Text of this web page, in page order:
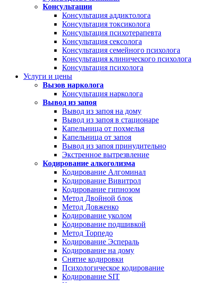
Консультации
Консультация аддиктолога
Консультация токсиколога
Консультация психотерапевта
Консультация сексолога
Консультация семейного психолога
Консультация клинического психолога
Консультация психолога
Услуги и цены
Вызов нарколога
Консультация нарколога
Вывод из запоя
Вывод из запоя на дому
Вывод из запоя в стационаре
Капельница от похмелья
Капельница от запоя
Вывод из запоя принудительно
Экстренное вытрезвление
Кодирование алкоголизма
Кодирование Алгоминал
Кодирование Вивитрол
Кодирование гипнозом
Метод Двойной блок
Метод Довженко
Кодирование уколом
Кодирование подшивкой
Метод Торпедо
Кодирование Эспераль
Кодирование на дому
Снятие кодировки
Психологическое кодирование
Кодирование SIT